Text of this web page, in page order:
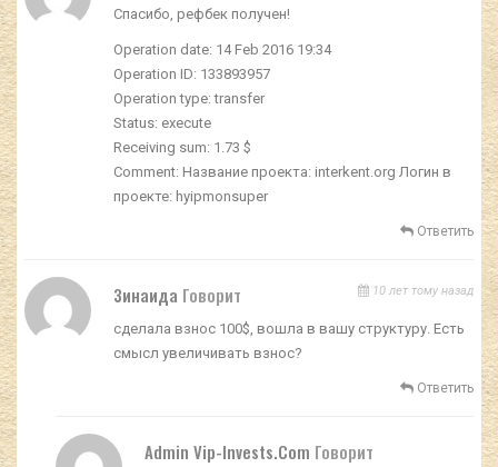
Спасибо, рефбек получен!
Operation date: 14 Feb 2016 19:34
Operation ID: 133893957
Operation type: transfer
Status: execute
Receiving sum: 1.73 $
Comment: Название проекта: interkent.org Логин в
проекте: hyipmonsuper
Ответить
Зинаида Говорит 10 лет тому назад
сделала взнос 100$, вошла в вашу структуру. Есть
смысл увеличивать взнос?
Ответить
Admin Vip-Invests.com Говорит